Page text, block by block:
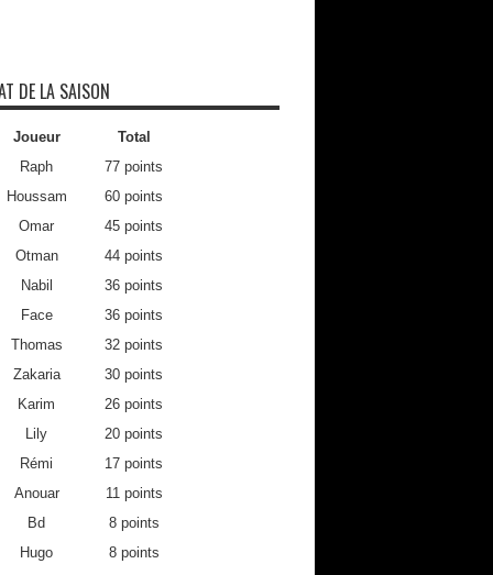
DE LA SAISON
Joueur
Total
Raph
77 points
Houssam
60 points
Omar
45 points
Otman
44 points
Nabil
36 points
Face
36 points
Thomas
32 points
Zakaria
30 points
Karim
26 points
Lily
20 points
Rémi
17 points
Anouar
11 points
Bd
8 points
Hugo
8 points